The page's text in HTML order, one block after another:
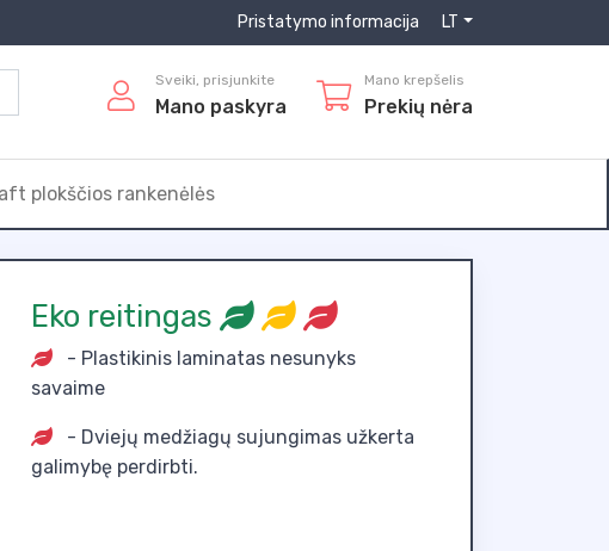
Pristatymo informacija LT
Mano krepšelis
Prekių nėra
Sveiki, prisjunkite
Mano paskyra
plokščios rankenėlės
Eko reitingas
- Plastikinis laminatas nesunyks
savaime
- Dviejų medžiagų sujungimas užkerta
galimybę perdirbti.